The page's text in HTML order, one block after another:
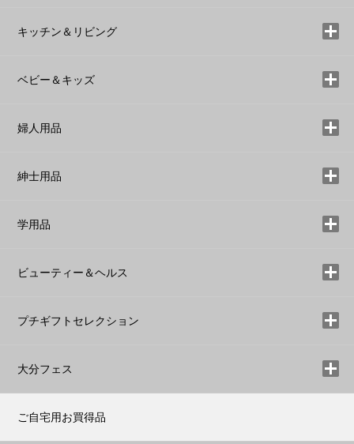
キッチン＆リビング
ベビー＆キッズ
婦人用品
紳士用品
学用品
ビューティー＆ヘルス
プチギフトセレクション
大分フェス
ご自宅用お買得品